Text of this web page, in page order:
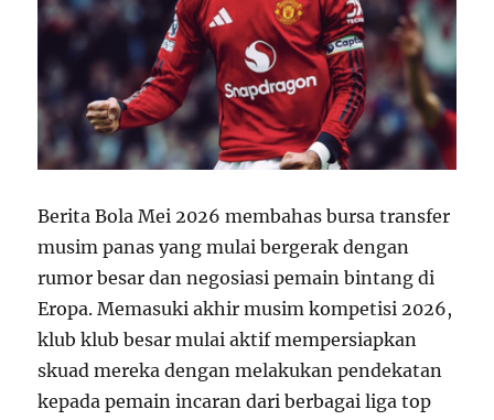
Berita Bola Mei 2026 membahas bursa transfer
musim panas yang mulai bergerak dengan
rumor besar dan negosiasi pemain bintang di
Eropa. Memasuki akhir musim kompetisi 2026,
klub klub besar mulai aktif mempersiapkan
skuad mereka dengan melakukan pendekatan
kepada pemain incaran dari berbagai liga top